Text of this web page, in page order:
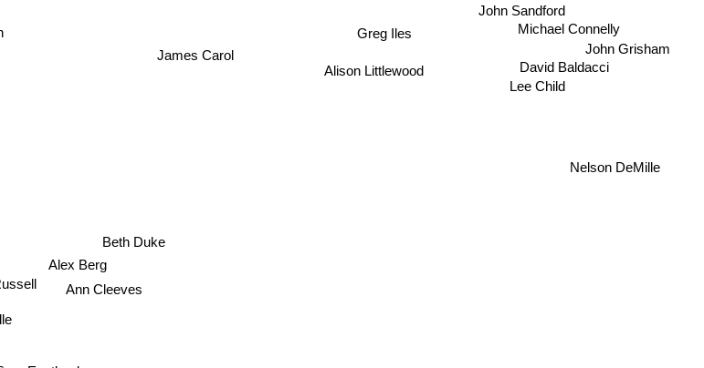
James Carol
Alison Littlewood
Greg Iles
Beth Duke
Alex Berg
David Baldacci
John Sandford
Lee Child
Ann Cleeves
Nelson DeMille
John Grisham
Michael Connelly